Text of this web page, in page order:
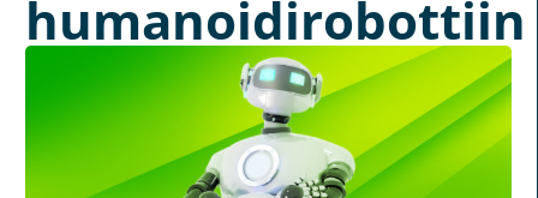
humanoidirobottiin